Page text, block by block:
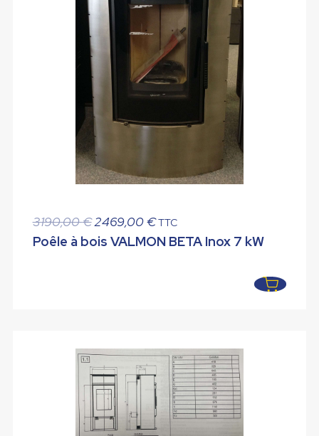
3190,00€ Le
prix
2469,00€Le
prix
TTC
Poêle à bois VALMON BETA Inox 7 kW